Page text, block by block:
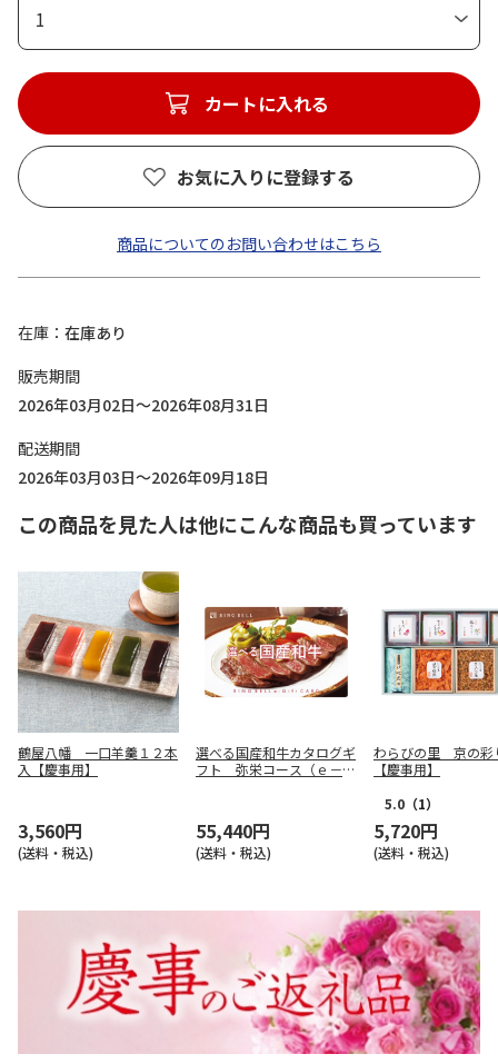
1
カートに入れる
お気に入りに登録する
商品についてのお問い合わせはこちら
在庫
在庫あり
販売期間
2026年03月02日～2026年08月31日
配送期間
2026年03月03日～2026年09月18日
この商品を見た人は他にこんな商品も買っています
鶴屋八幡 一口羊羹１２本
入【慶事用】
3,560円
(送料・税込)
選べる国産和牛カタログギ
フト 弥栄コース（ｅ－Ｇ
55,440円
(送料・税込)
わらびの里 京の彩
【慶事用】
5.0 （1）
5,720円
(送料・税込)